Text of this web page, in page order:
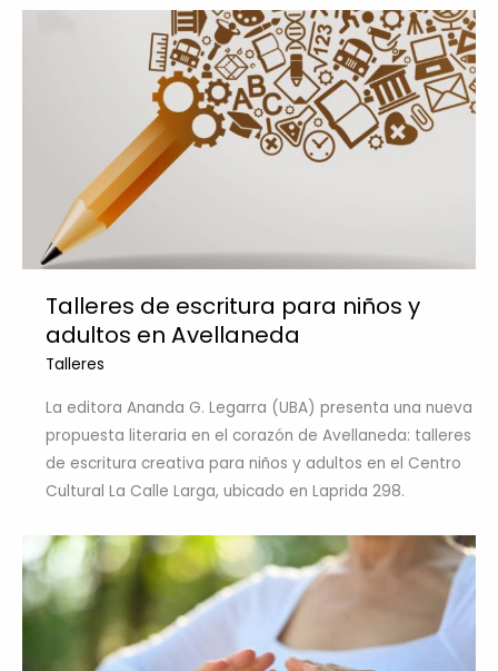
Talleres de escritura para niños y
adultos en Avellaneda
Talleres
La editora Ananda G. Legarra (UBA) presenta una nueva
propuesta literaria en el corazón de Avellaneda: talleres
de escritura creativa para niños y adultos en el Centro
Cultural La Calle Larga, ubicado en Laprida 298.